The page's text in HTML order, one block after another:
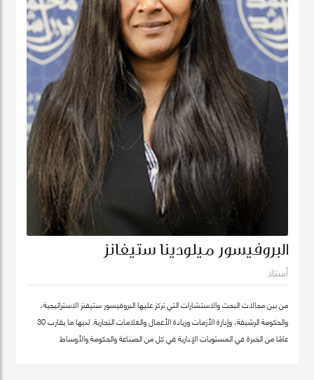
البروفيسور ميلودينا ستيفانز
أستاذ
من بين مجالات البحث والاستشارات التي تركز عليها البروفيسور ستيفنز الاستراتيجية،
والحكومة الرشيقة، وإدارة الأزمات وريادة الأعمال والعلامات التجارية. لديها ما يقارب 30
عامًا من الخبرة في المستويات الإدارية في كل من الصناعة والحكومة والأوساط